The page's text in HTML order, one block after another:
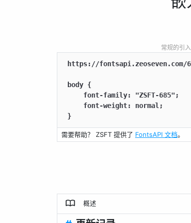
常规的引
https://fontsapi.zeoseven.com/
body {
    font-family: "ZSFT-685";
    font-weight: normal;
}
需要帮助？ ZSFT 提供了 FontsAPI 文档。
概述